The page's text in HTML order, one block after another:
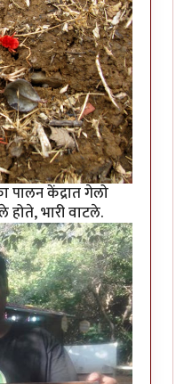
पालन केंद्रात गेलो
होते, भारी वाटले.